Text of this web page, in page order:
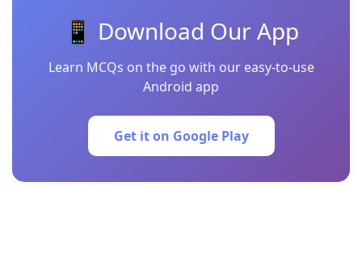
📱 Download Our App
Learn MCQs on the go with our easy-to-use
Android app
Get it on Google Play